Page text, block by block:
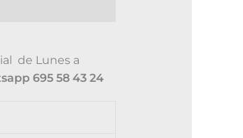
de Lunes a
695 58 43 24